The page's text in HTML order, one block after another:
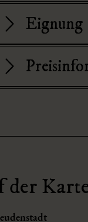
Eignung
der